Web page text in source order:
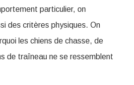
particulier, on
des critères physiques. On
les chiens de chasse, de
de traîneau ne se ressemblent